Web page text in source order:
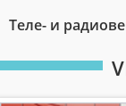
Теле- и